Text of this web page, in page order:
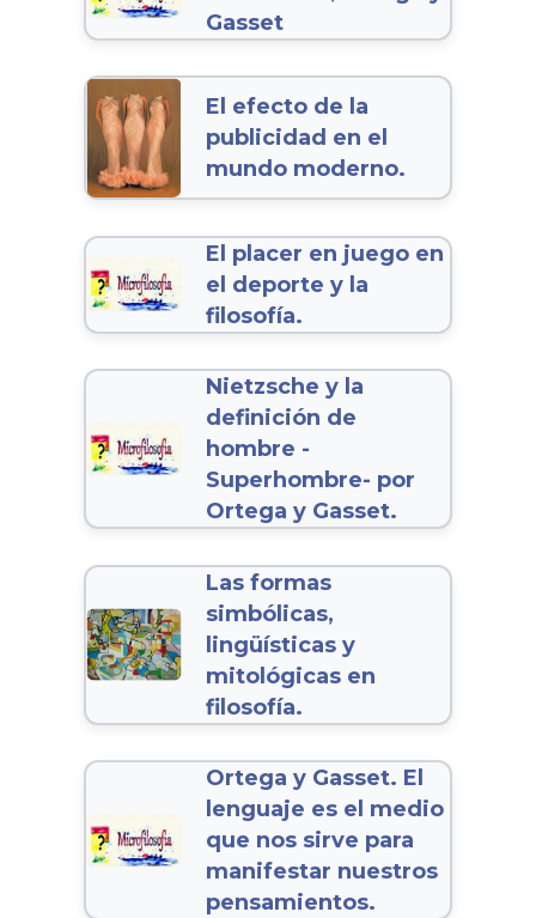
Gasset
El efecto de la
publicidad en el
mundo moderno.
El placer en juego en
el deporte y la
filosofía.
Nietzsche y la
definición de
hombre -
Superhombre- por
Ortega y Gasset.
Las formas
simbólicas,
lingüísticas y
mitológicas en
filosofía.
Ortega y Gasset. El
lenguaje es el medio
que nos sirve para
manifestar nuestros
pensamientos.